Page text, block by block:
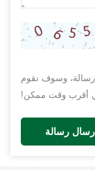
رسالة، وسوف نقوم
أقرب وقت ممكن!
إرسال رسالة